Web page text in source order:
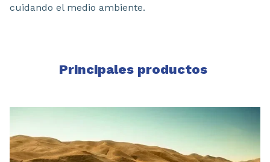
cuidando el medio ambiente.
Principales productos